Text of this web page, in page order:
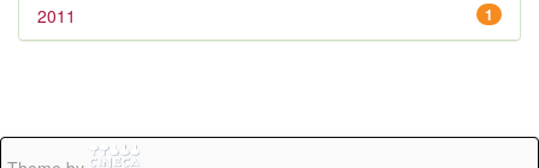
1
2011